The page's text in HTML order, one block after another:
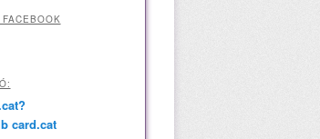
card.cat